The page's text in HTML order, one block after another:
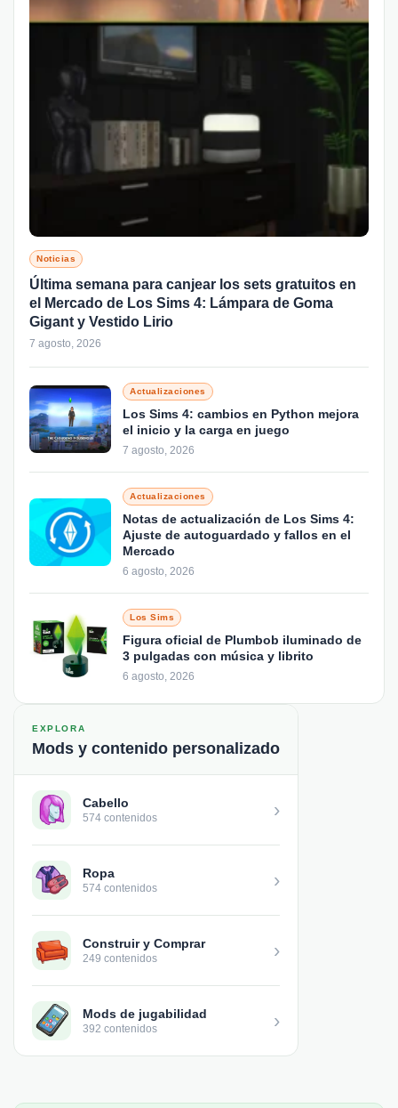
Noticias
Última semana para canjear los sets gratuitos en
el Mercado de Los Sims 4: Lámpara de Goma
Gigant y Vestido Lirio
7 agosto, 2026
Actualizaciones
Los Sims 4: cambios en Python mejora
el inicio y la carga en juego
7 agosto, 2026
Actualizaciones
Notas de actualización de Los Sims 4:
Ajuste de autoguardado y fallos en el
Mercado
6 agosto, 2026
Los Sims
Figura oficial de Plumbob iluminado de
3 pulgadas con música y librito
6 agosto, 2026
EXPLORA
Mods y contenido personalizado
Cabello
574 contenidos ›
Ropa
574 contenidos ›
Construir y Comprar
249 contenidos ›
Mods de jugabilidad
392 contenidos ›